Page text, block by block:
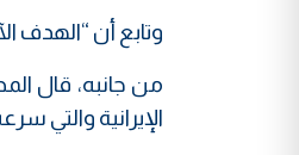
وتابع أن “الهدف
الإيرانية والتي